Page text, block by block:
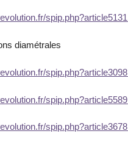
spip.php?article5131
diamétrales
spip.php?article3098
spip.php?article5589
spip.php?article3678